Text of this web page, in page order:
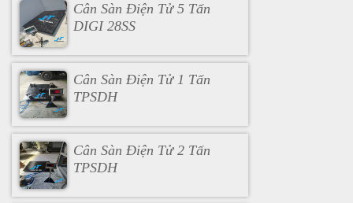
Cân Sàn Điện Tử 5 Tấn
DIGI 28SS
Cân Sàn Điện Tử 1 Tấn
TPSDH
Cân Sàn Điện Tử 2 Tấn
TPSDH